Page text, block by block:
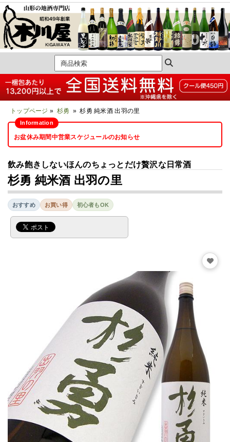
トップページ » 杉勇 » 杉勇 純米酒 出羽の里
お盆休み期間中営業スケジュールのお知らせ
飲み飽きしないほんのちょっとだけ贅沢な日常酒
杉勇 純米酒 出羽の里
おすすめ お買い得 初心者もOK